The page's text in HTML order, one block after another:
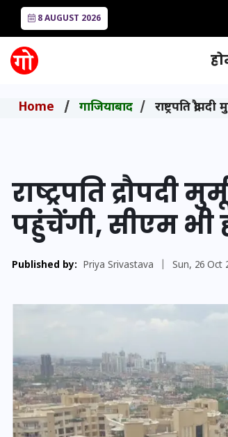
8 AUGUST 2026
Home गाजियाबाद राष्ट्रपति
राष्ट्रपति द्रौपदी
पहुंचेंगी, सीएम भी
Published by: Priya Srivastava Sun, 26 Oct